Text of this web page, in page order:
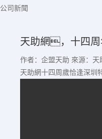
公司新聞
天助網，十四周
作者：企盟天助 來源：天
天助網十四周歲恰逢深